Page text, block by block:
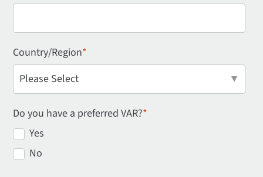
Country/Region*
Do you have a preferred VAR?*
Yes
No